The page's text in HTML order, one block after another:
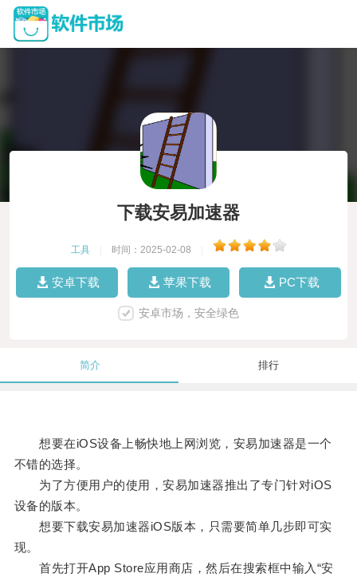
下载安易加速器
工具 时间：2025-02-08
安卓下载 苹果下载 PC下载
安卓市场，安全绿色
简介 排行
想要在iOS设备上畅快地上网浏览，安易加速器是一个
不错的选择。
为了方便用户的使用，安易加速器推出了专门针对iOS
设备的版本。
想要下载安易加速器iOS版本，只需要简单几步即可实
现。
首先打开App Store应用商店，然后在搜索框中输入“安